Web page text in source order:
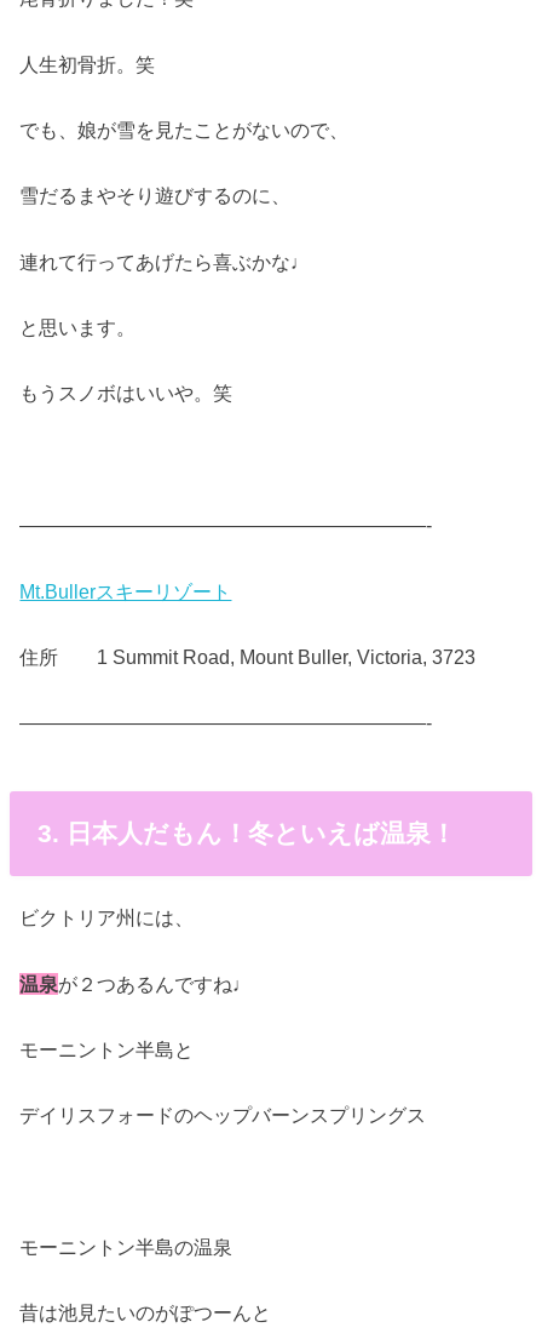
人生初骨折。笑
でも、娘が雪を見たことがないので、
雪だるまやそり遊びするのに、
連れて行ってあげたら喜ぶかな♩
と思います。
もうスノボはいいや。笑
—————————————————————-
Mt.Bullerスキーリゾート
住所 1 Summit Road, Mount Buller, Victoria, 3723
—————————————————————-
3. 日本人だもん！冬といえば温泉！
ビクトリア州には、
温泉が２つあるんですね♩
モーニントン半島と
デイリスフォードのヘップバーンスプリングス
モーニントン半島の温泉
昔は池見たいのがぽつーんと